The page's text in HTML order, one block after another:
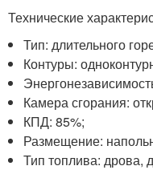
Технические
Тип: длительного
Контуры:
Камера сгорания:
КПД: 85%;
Размещение:
Тип топлива: дрова,